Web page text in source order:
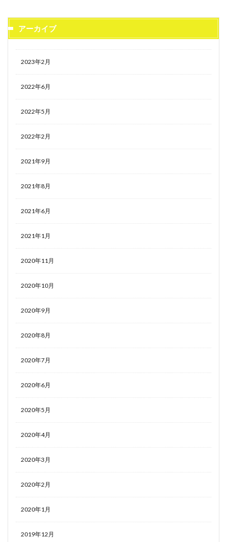
アーカイブ
2023年2月
2022年6月
2022年5月
2022年2月
2021年9月
2021年8月
2021年6月
2021年1月
2020年11月
2020年10月
2020年9月
2020年8月
2020年7月
2020年6月
2020年5月
2020年4月
2020年3月
2020年2月
2020年1月
2019年12月